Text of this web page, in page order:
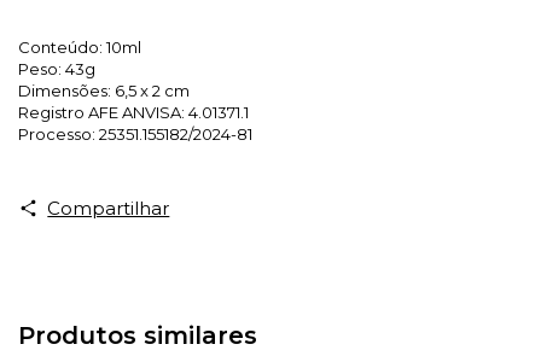
Conteúdo: 10ml
Peso: 43g
Dimensões: 6,5 x 2 cm
Registro AFE ANVISA: 4.01371.1
Processo: 25351.155182/2024-81
Compartilhar
Produtos similares